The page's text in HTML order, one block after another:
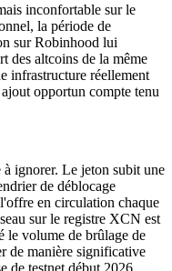
inconfortable sur le
la période de
sur Robinhood lui
des altcoins de la même
infrastructure réellement
opportun compte tenu
ignorer. Le jeton subit une
de déblocage
en circulation chaque
sur le registre XCN est
le volume de brûlage de
de manière significative
de testnet début 2026.